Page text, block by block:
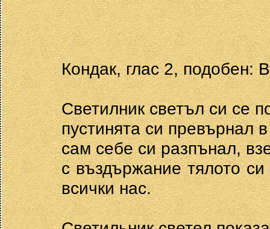
Кондак, глас 2, подобен:
Светилник светъл си се
пустинята си превърнал
сам себе си разпънал,
с въздържание тялото
всички нас.